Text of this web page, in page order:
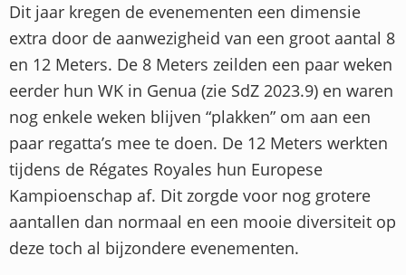
Dit jaar kregen de evenementen een dimensie
extra door de aanwezigheid van een groot aantal 8
en 12 Meters. De 8 Meters zeilden een paar weken
eerder hun WK in Genua (zie SdZ 2023.9) en waren
nog enkele weken blijven “plakken” om aan een
paar regatta’s mee te doen. De 12 Meters werkten
tijdens de Régates Royales hun Europese
Kampioenschap af. Dit zorgde voor nog grotere
aantallen dan normaal en een mooie diversiteit op
deze toch al bijzondere evenementen.